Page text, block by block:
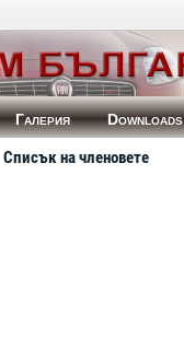
Галерия Downloads
Списък на членовете